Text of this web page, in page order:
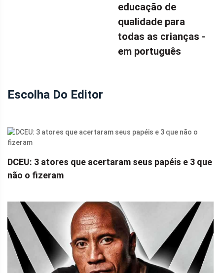
educação de
qualidade para
todas as crianças -
em português
Escolha Do Editor
DCEU: 3 atores que acertaram seus papéis e 3 que
não o fizeram